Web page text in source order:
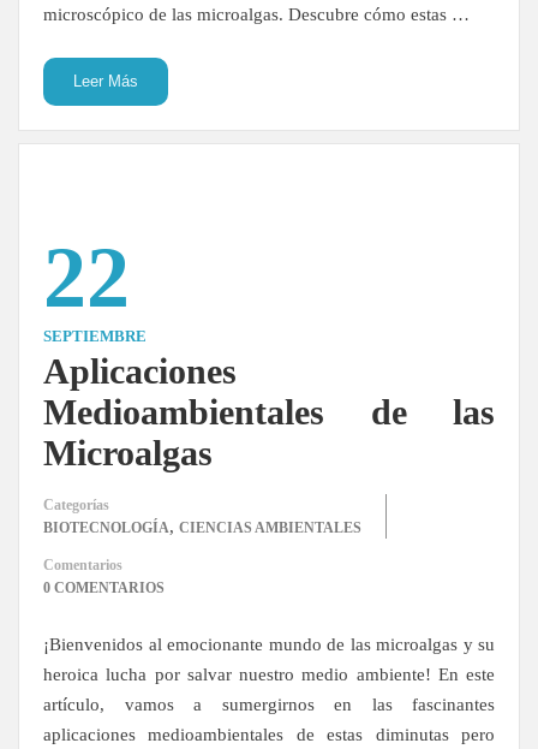
microscópico de las microalgas. Descubre cómo estas …
Leer Más
22
SEPTIEMBRE
Aplicaciones
Medioambientales de las
Microalgas
Categorías
BIOTECNOLOGÍA, CIENCIAS AMBIENTALES
Comentarios
0 COMENTARIOS
¡Bienvenidos al emocionante mundo de las microalgas y su
heroica lucha por salvar nuestro medio ambiente! En este
artículo, vamos a sumergirnos en las fascinantes
aplicaciones medioambientales de estas diminutas pero